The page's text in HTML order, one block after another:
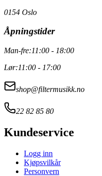
0154 Oslo
Åpningstider
Man-fre:11:00 - 18:00
Lør:11:00 - 17:00
shop@filtermusikk.no
22 82 85 80
Kundeservice
Logg inn
Kjøpsvilkår
Personvern